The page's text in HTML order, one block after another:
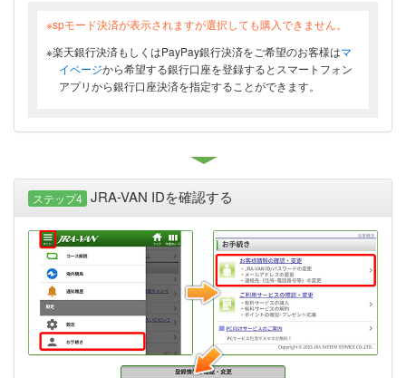
※spモード決済が表示されますが選択しても購入できません。
※楽天銀行決済もしくはPayPay銀行決済をご希望のお客様はマ
イページから希望する銀行口座を登録するとスマートフォン
アプリから銀行口座決済を指定することができます。
ステップ4 JRA-VAN IDを確認する